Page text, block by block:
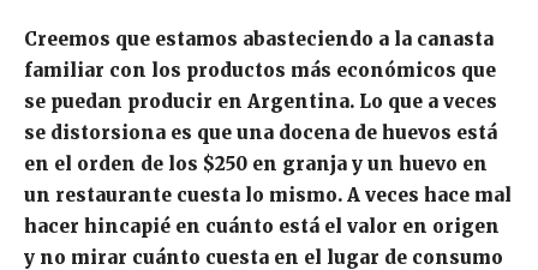
Creemos que estamos abasteciendo a la canasta
familiar con los productos más económicos que
se puedan producir en Argentina. Lo que a veces
se distorsiona es que una docena de huevos está
en el orden de los $250 en granja y un huevo en
un restaurante cuesta lo mismo. A veces hace mal
hacer hincapié en cuánto está el valor en origen
y no mirar cuánto cuesta en el lugar de consumo